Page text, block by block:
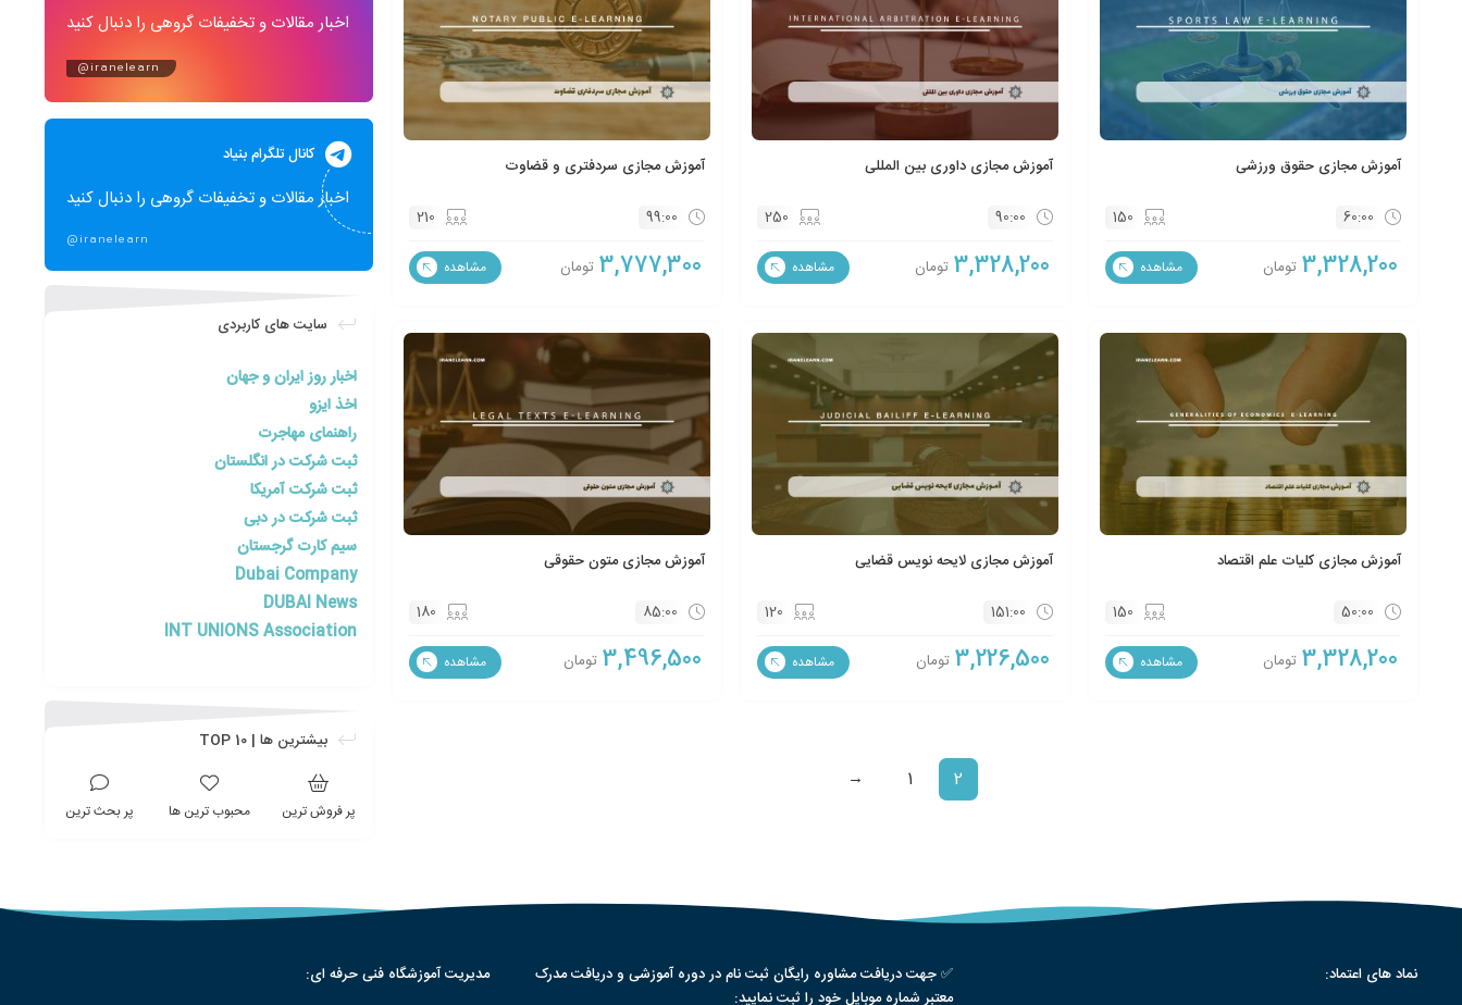
آموزش مجازی حقوق ورزشی
60:00
150
3,328,200 تومان مشاهده
آموزش مجازی داوری بین المللی
90:00
250
3,328,200 تومان مشاهده
آموزش مجازی سردفتری و قضاوت
99:00
210
3,777,300 تومان مشاهده
آموزش مجازی کلیات علم اقتصاد
50:00
150
3,328,200 تومان مشاهده
آموزش مجازی لایحه نویس قضایی
151:00
120
3,226,500 تومان مشاهده
آموزش مجازی متون حقوقی
85:00
180
3,496,500 تومان مشاهده
→ 1 2
اخبار مقالات و تخفیفات گروهی را دنبال کنید
@iranelearn
کانال تلگرام بنیاد
اخبار مقالات و تخفیفات گروهی را دنبال کنید
@iranelearn
سایت های کاربردی
اخبار روز ایران و جهان
اخذ ایزو
راهنمای مهاجرت
ثبت شرکت در انگلستان
ثبت شرکت آمریکا
ثبت شرکت در دبی
سیم کارت گرجستان
Dubai Company
DUBAI News
INT UNIONS Association
بیشترین ها | TOP 10
پر فروش ترین محبوب ترین ها پر بحث ترین
نماد های اعتماد:
✅ جهت دریافت مشاوره رایگان ثبت نام در دوره آموزشی و دریافت مدرک
معتبر شماره موبایل خود را ثبت نمایید:
مدیریت آموزشگاه فنی حرفه ای: